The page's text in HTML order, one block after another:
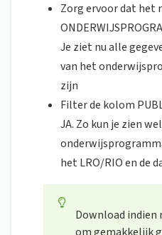
Zorg ervoor dat
Je ziet nu alle
van het
zijn
Filter de kolom
JA. Zo kun je zien
het LRO/RIO en de
Download indien